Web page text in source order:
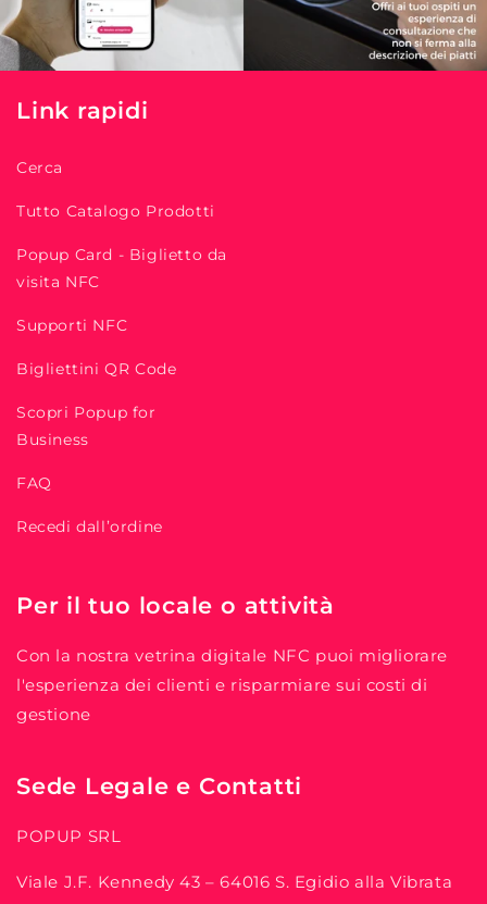
Link rapidi
Cerca
Tutto Catalogo Prodotti
Popup Card - Biglietto da
visita NFC
Supporti NFC
Bigliettini QR Code
Scopri Popup for
Business
FAQ
Recedi dall’ordine
Per il tuo locale o attività
Con la nostra vetrina digitale NFC puoi migliorare
l'esperienza dei clienti e risparmiare sui costi di
gestione
Sede Legale e Contatti
POPUP SRL
Viale J.F. Kennedy 43 – 64016 S. Egidio alla Vibrata